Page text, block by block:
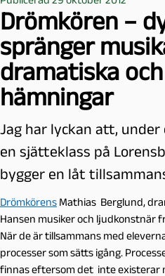
Drömkören –
spränger
dramatiska
hämningar
Jag har lyckan att,
en sjätteklass på
bygger en låt
Drömkörens Mathias Berglund,
Hansen musiker och ljudkonstnär
När de är tillsammans med
processer som sätts igång.
finnas eftersom det inte existerar